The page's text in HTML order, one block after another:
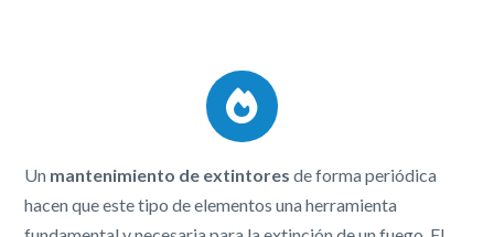
Un mantenimiento de extintores de forma periódica
hacen que este tipo de elementos una herramienta